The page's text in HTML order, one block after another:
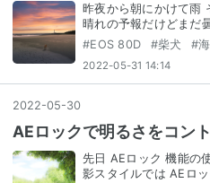
昨夜から朝にかけて雨
晴れの予報だけどまだ
#EOS 80D #柴犬 #
2022-05-31 14:14
2022-05-30
AEロックで明るさをコン
先日 AEロック 機能の
影スタイルでは AEロ